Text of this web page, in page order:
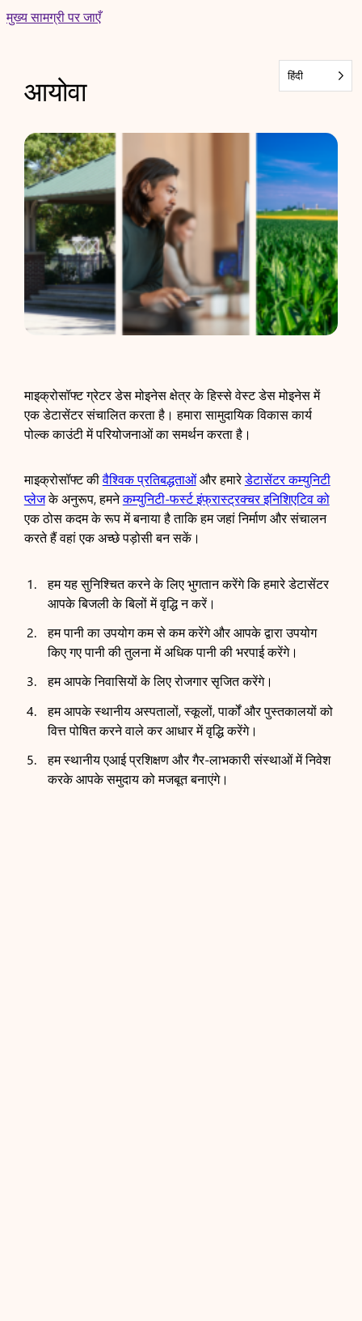
Skip
मुख्य सामग्री पर जाएँ
हिंदी
आयोवा
माइक्रोसॉफ्ट ग्रेटर डेस मोइनेस क्षेत्र के हिस्से वेस्ट डेस मोइनेस में
एक डेटासेंटर संचालित करता है। हमारा सामुदायिक विकास कार्य
पोल्क काउंटी में परियोजनाओं का समर्थन करता है।
माइक्रोसॉफ्ट कीवैश्विक प्रतिबद्धताओंऔर हमारेडेटासेंटर कम्युनिटी
प्लेजके अनुरूप, हमनेकम्युनिटी-फर्स्ट इंफ्रास्ट्रक्चर इनिशिएटिव को
एक ठोस कदम के रूप में बनाया है ताकि हम जहां निर्माण और संचालन
करते हैं वहां एक अच्छे पड़ोसी बन सकें।
हम यह सुनिश्चित करने के लिए भुगतान करेंगे कि हमारे डेटासेंटर
आपके बिजली के बिलों में वृद्धि न करें।
हम पानी का उपयोग कम से कम करेंगे और आपके द्वारा उपयोग
किए गए पानी की तुलना में अधिक पानी की भरपाई करेंगे।
हम आपके निवासियों के लिए रोजगार सृजित करेंगे।
हम आपके स्थानीय अस्पतालों, स्कूलों, पार्कों और पुस्तकालयों को
वित्त पोषित करने वाले कर आधार में वृद्धि करेंगे।
हम स्थानीय एआई प्रशिक्षण और गैर-लाभकारी संस्थाओं में निवेश
करके आपके समुदाय को मजबूत बनाएंगे।